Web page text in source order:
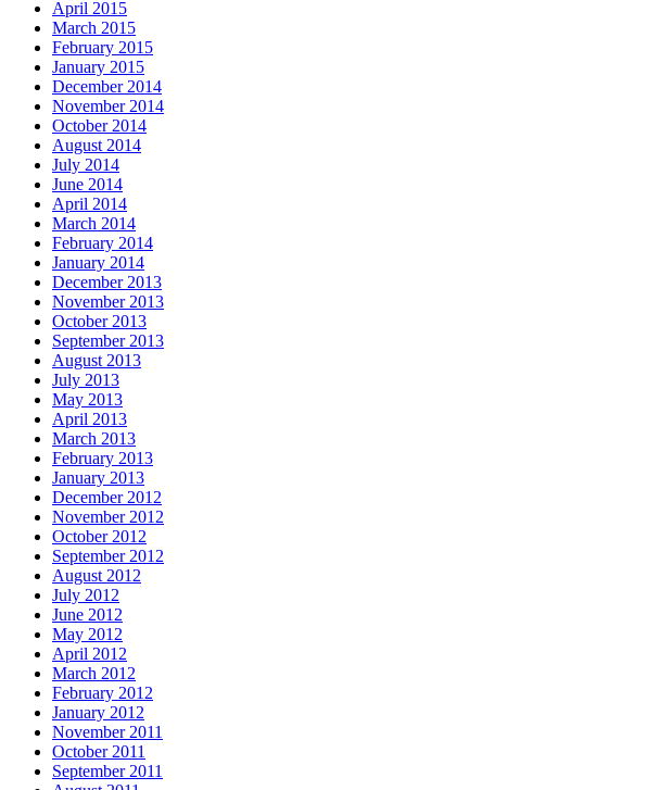
April 2015
March 2015
February 2015
January 2015
December 2014
November 2014
October 2014
August 2014
July 2014
June 2014
April 2014
March 2014
February 2014
January 2014
December 2013
November 2013
October 2013
September 2013
August 2013
July 2013
May 2013
April 2013
March 2013
February 2013
January 2013
December 2012
November 2012
October 2012
September 2012
August 2012
July 2012
June 2012
May 2012
April 2012
March 2012
February 2012
January 2012
November 2011
October 2011
September 2011